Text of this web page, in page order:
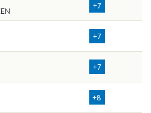
+7
+7
+7
+8